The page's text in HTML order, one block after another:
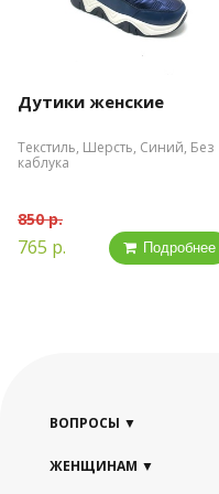
Дутики женские
Текстиль, Шерсть, Синий, Без
каблука
850 р.
765 р. Подробнее
ВОПРОСЫ
ЖЕНЩИНАМ